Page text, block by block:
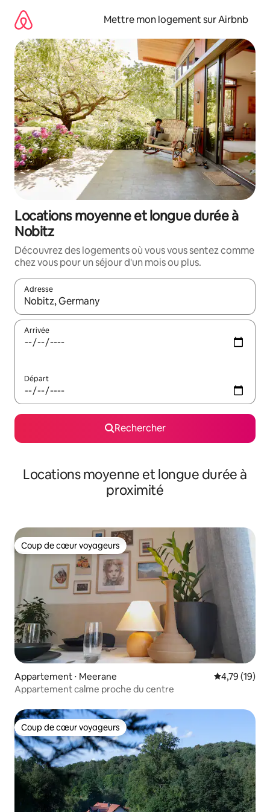
directement
contenu
Mettre mon logement sur Airbnb
Locations moyenne et longue durée à
Nobitz
Découvrez des logements où vous vous sentez comme
chez vous pour un séjour d'un mois ou plus.
Adresse
Lorsque les résultats s'affichent, utilisez les flèches vers le
Arrivée
Départ
Rechercher
Locations moyenne et longue durée à
proximité
Coup de cœur voyageurs
Coup de cœur voyageurs
Appartement ⋅ Meerane Évaluation
4,79 (19)
Appartement calme proche du centre
Coup de cœur voyageurs
Coup de cœur voyageurs